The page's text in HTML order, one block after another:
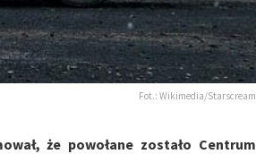
Fot.: Wikimedia/Starscream
że powołane zostało Centrum